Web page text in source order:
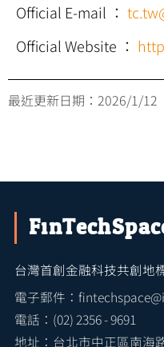
Official E-mail ：
Official Website ：
最近更新日期： 2026/1/12
台灣首創金融科技共創地
電子郵件：
電話：(02) 2356 - 9691
地址：台北市中正區南海